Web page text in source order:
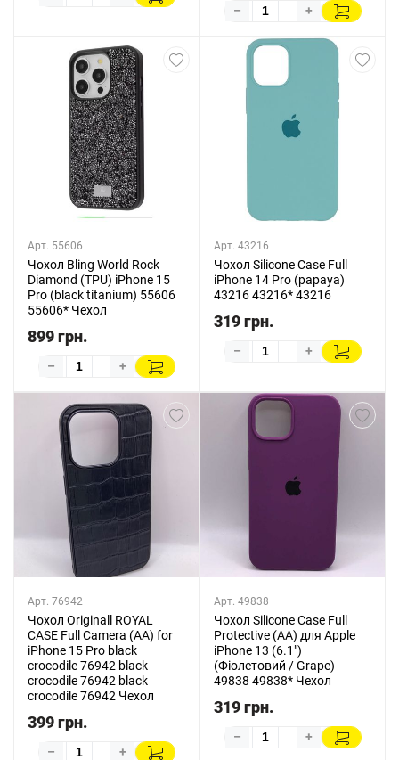
–
+
Арт. 55606
Чохол Bling World Rock
Diamond (TPU) iPhone 15
Pro (black titanium) 55606
55606* Чехол
899 грн.
– +
Арт. 43216
Чохол Silicone Case Full
iPhone 14 Pro (papaya)
43216 43216* 43216
319 грн.
– +
Арт. 76942
Чохол Originall ROYAL
CASE Full Camera (AA) for
iPhone 15 Pro black
crocodile 76942 black
crocodile 76942 black
crocodile 76942 Чехол
399 грн.
– +
Арт. 49838
Чохол Silicone Case Full
Protective (AA) для Apple
iPhone 13 (6.1")
(Фіолетовий / Grape)
49838 49838* Чехол
319 грн.
– +